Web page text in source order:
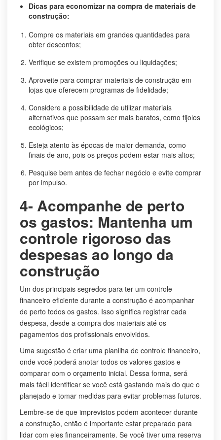
Dicas para economizar na compra de materiais de
construção:
Compre os materiais em grandes quantidades para
obter descontos;
Verifique se existem promoções ou liquidações;
Aproveite para comprar materiais de construção em
lojas que oferecem programas de fidelidade;
Considere a possibilidade de utilizar materiais
alternativos que possam ser mais baratos, como tijolos
ecológicos;
Esteja atento às épocas de maior demanda, como
finais de ano, pois os preços podem estar mais altos;
Pesquise bem antes de fechar negócio e evite comprar
por impulso.
4- Acompanhe de perto
os gastos: Mantenha um
controle rigoroso das
despesas ao longo da
construção
Um dos principais segredos para ter um controle
financeiro eficiente durante a construção é acompanhar
de perto todos os gastos. Isso significa registrar cada
despesa, desde a compra dos materiais até os
pagamentos dos profissionais envolvidos.
Uma sugestão é criar uma planilha de controle financeiro,
onde você poderá anotar todos os valores gastos e
comparar com o orçamento inicial. Dessa forma, será
mais fácil identificar se você está gastando mais do que o
planejado e tomar medidas para evitar problemas futuros.
Lembre-se de que imprevistos podem acontecer durante
a construção, então é importante estar preparado para
lidar com eles financeiramente. Se você tiver uma reserva